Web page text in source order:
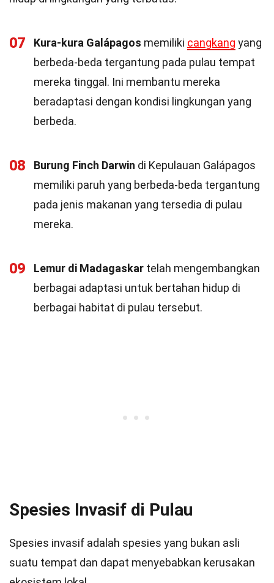
07 Kura-kura Galápagos memiliki cangkang yang
berbeda-beda tergantung pada pulau tempat
mereka tinggal. Ini membantu mereka
beradaptasi dengan kondisi lingkungan yang
berbeda.
08 Burung Finch Darwin di Kepulauan Galápagos
memiliki paruh yang berbeda-beda tergantung
pada jenis makanan yang tersedia di pulau
mereka.
09 Lemur di Madagaskar telah mengembangkan
berbagai adaptasi untuk bertahan hidup di
berbagai habitat di pulau tersebut.
Spesies Invasif di Pulau
Spesies invasif adalah spesies yang bukan asli
suatu tempat dan dapat menyebabkan kerusakan